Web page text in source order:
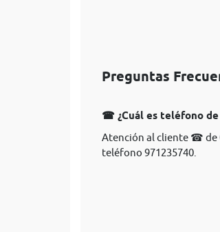
Preguntas
☎ ¿Cuál es teléfono de
Atención al cliente ☎ de
teléfono 971235740.